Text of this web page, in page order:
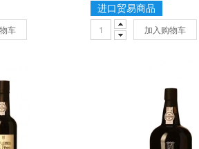
车
进口贸易商品
加入购物车